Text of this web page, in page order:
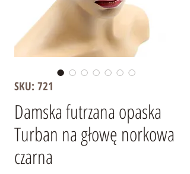
SKU: 721
Damska futrzana opaska
Turban na głowę norkowa
czarna